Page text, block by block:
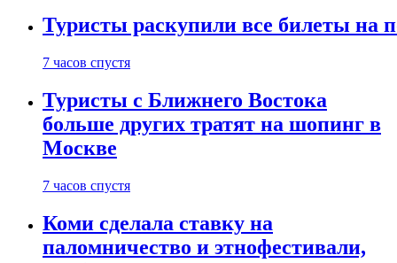
Туристы раскупили все билеты на
7 часов спустя
Туристы с Ближнего Востока
больше других тратят на шопинг в
Москве
7 часов спустя
Коми сделала ставку на
паломничество и этнофестивали,